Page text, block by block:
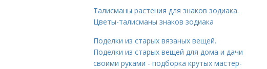
Талисманы растения для знаков зодиака.
Цветы-талисманы знаков зодиака
Поделки из старых вязаных вещей.
Поделки из старых вещей для дома и дачи
своими руками - подборка крутых мастер-